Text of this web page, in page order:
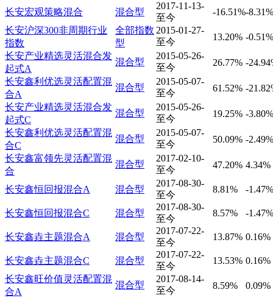
长安宏观策略混合
混合型
2017-11-13-
至今
-16.51%-8.31%
长安沪深300非周期行业
指数
全部指数
型
2015-01-27-
至今
13.20% -0.51%
长安产业精选灵活混合发
起式A
混合型
2015-05-26-
至今
26.77% -
长安鑫利优选灵活配置混
合A
混合型
2015-05-07-
至今
61.52% -
长安产业精选灵活混合发
起式C
混合型
2015-05-26-
至今
19.25% -3.80%
长安鑫利优选灵活配置混
合C
混合型
2015-05-07-
至今
50.09% -2.49%
长安鑫富领先灵活配置混
合
混合型
2017-02-10-
至今
47.20% 4.34%
长安鑫恒回报混合A 混合型
2017-08-30-
至今
8.81% -1.47%
长安鑫恒回报混合C 混合型
2017-08-30-
至今
8.57% -1.47%
长安鑫垚主题混合A 混合型
2017-07-22-
至今
13.87% 0.16%
长安鑫垚主题混合C 混合型
2017-07-22-
至今
13.53% 0.16%
长安鑫旺价值灵活配置混
合A
混合型
2017-08-14-
至今
8.59%
0.09%